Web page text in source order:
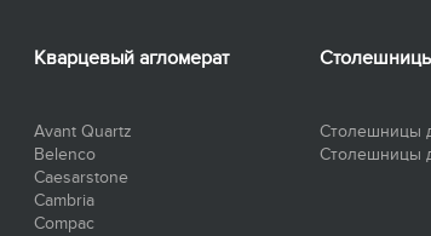
Кварцевый агломерат
Avant Quartz
Belenco
Caesarstone
Cambria
Compac
Столешницы
Столешницы